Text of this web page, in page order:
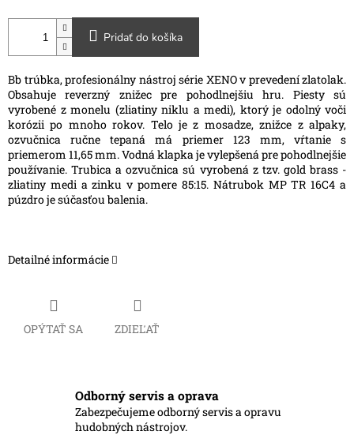
Pridať do košíka
Bb trúbka, profesionálny nástroj série XENO v prevedení zlatolak.
Obsahuje reverzný znižec pre pohodlnejšiu hru. Piesty sú
vyrobené z monelu (zliatiny niklu a medi), ktorý je odolný voči
korózii po mnoho rokov. Telo je z mosadze, znižce z alpaky,
ozvučnica ručne tepaná má priemer 123 mm, vŕtanie s
priemerom 11,65 mm. Vodná klapka je vylepšená pre pohodlnejšie
používanie. Trubica a ozvučnica sú vyrobená z tzv. gold brass -
zliatiny medi a zinku v pomere 85:15. Nátrubok MP TR 16C4 a
púzdro je súčasťou balenia.
Detailné informácie
OPÝTAŤ SA ZDIEĽAŤ
Odborný servis a oprava
Zabezpečujeme odborný servis a opravu
hudobných nástrojov.